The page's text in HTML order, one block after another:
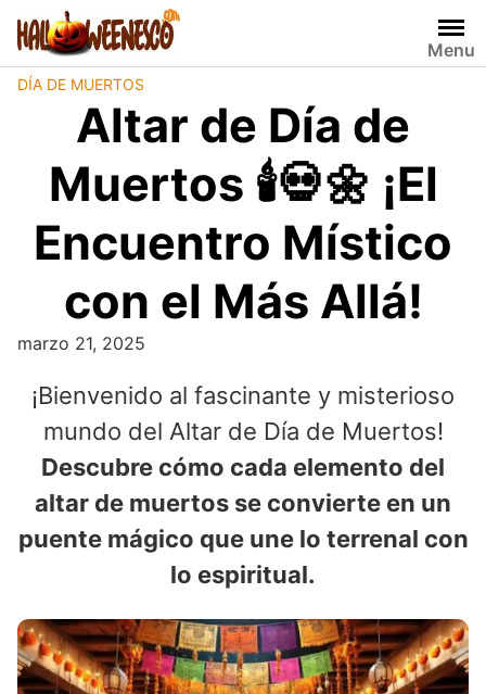
content
Menu
DÍA DE MUERTOS
Altar de Día de
Muertos 🕯️💀🌼 ¡El
Encuentro Místico
con el Más Allá!
marzo 21, 2025
¡Bienvenido al fascinante y misterioso
mundo del Altar de Día de Muertos!
Descubre cómo cada elemento del
altar de muertos se convierte en un
puente mágico que une lo terrenal con
lo espiritual.